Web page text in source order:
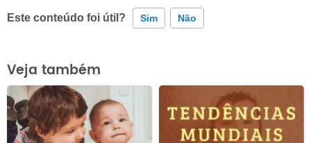
Este conteúdo foi útil? Sim Não
Este conteúdo contém informação incorreta
Este conteúdo não tem a informação que procuro
Outro
Veja também